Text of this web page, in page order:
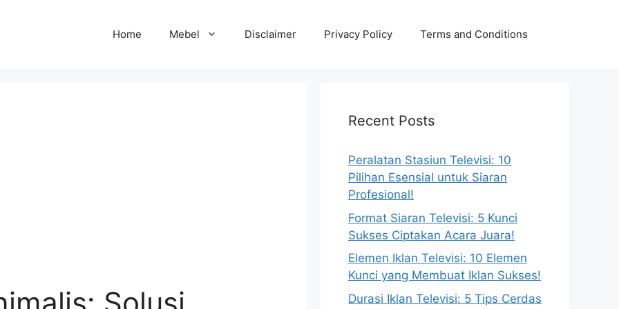
Home Mebel Disclaimer Privacy Policy Terms and Conditions
Recent Posts
Peralatan Stasiun Televisi: 10
Pilihan Esensial untuk Siaran
Profesional!
Format Siaran Televisi: 5 Kunci
Sukses Ciptakan Acara Juara!
Elemen Iklan Televisi: 10 Elemen
Kunci yang Membuat Iklan Sukses!
Durasi Iklan Televisi: 5 Tips Cerdas